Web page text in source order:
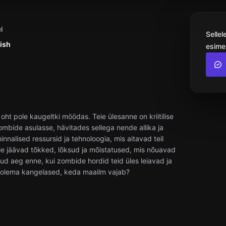
pole kaugeltki möödas. Teie ülesanne on kriitilise
asulasse, hävitades sellega nende allika ja
ressursid ja tehnoloogia, mis aitavad teil
jäävad tõkked, lõksud ja mõistatused, mis nõuavad
aeg enne, kui zombide hordid teid üles leiavad ja
kangelased, keda maailm vajab?